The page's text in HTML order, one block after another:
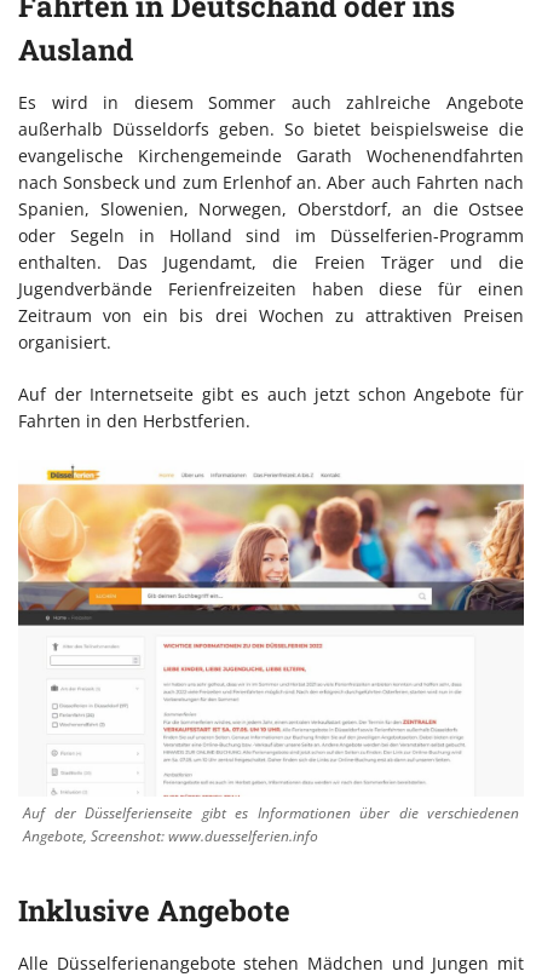
Ausland
Es wird in diesem Sommer auch zahlreiche Angebote
außerhalb Düsseldorfs geben. So bietet beispielsweise die
evangelische Kirchengemeinde Garath Wochenendfahrten
nach Sonsbeck und zum Erlenhof an. Aber auch Fahrten nach
Spanien, Slowenien, Norwegen, Oberstdorf, an die Ostsee
oder Segeln in Holland sind im Düsselferien-Programm
enthalten. Das Jugendamt, die Freien Träger und die
Jugendverbände Ferienfreizeiten haben diese für einen
Zeitraum von ein bis drei Wochen zu attraktiven Preisen
organisiert.
Auf der Internetseite gibt es auch jetzt schon Angebote für
Fahrten in den Herbstferien.
Auf der Düsselferienseite gibt es Informationen über die verschiedenen
Angebote, Screenshot: www.duesselferien.info
Inklusive Angebote
Alle Düsselferienangebote stehen Mädchen und Jungen mit